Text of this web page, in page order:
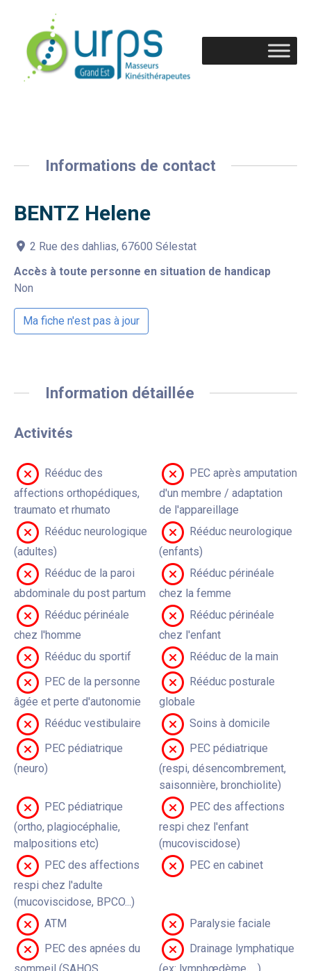
Informations de contact
BENTZ Helene
2 Rue des dahlias, 67600 Sélestat
Accès à toute personne en situation de handicap
Non
Ma fiche n'est pas à jour
Information détaillée
Activités
Rééduc des
affections orthopédiques,
traumato et rhumato
PEC après amputation
d'un membre / adaptation
de l'appareillage
Rééduc neurologique
(adultes)
Rééduc neurologique
(enfants)
Rééduc de la paroi
abdominale du post partum
Rééduc périnéale
chez la femme
Rééduc périnéale
chez l'homme
Rééduc périnéale
chez l'enfant
Rééduc du sportif
Rééduc de la main
PEC de la personne
âgée et perte d'autonomie
Rééduc posturale
globale
Rééduc vestibulaire
Soins à domicile
PEC pédiatrique
(neuro)
PEC pédiatrique
(respi, désencombrement,
saisonnière, bronchiolite)
PEC pédiatrique
(ortho, plagiocéphalie,
malpositions etc)
PEC des affections
respi chez l'enfant
(mucoviscidose)
PEC des affections
respi chez l'adulte
(mucoviscidose, BPCO...)
PEC en cabinet
ATM
Paralysie faciale
PEC des apnées du
Drainage lymphatique